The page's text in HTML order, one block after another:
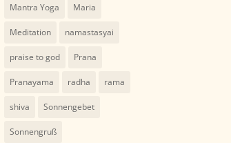
Mantra Yoga Maria
Meditation namastasyai
praise to god Prana
Pranayama radha rama
shiva Sonnengebet
Sonnengruß